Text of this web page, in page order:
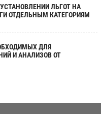
ЛЬГОТ НА
ОТДЕЛЬНЫМ КАТЕГОРИЯМ
ДЛЯ
И АНАЛИЗОВ ОТ